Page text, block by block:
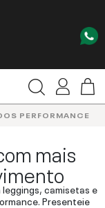
PERFORMANCE
mais
camisetas e
Presenteie